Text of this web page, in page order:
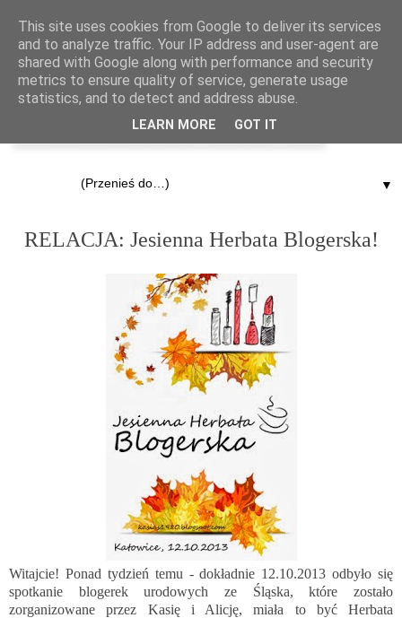
▼
RELACJA: Jesienna Herbata Blogerska!
Witajcie! Ponad tydzień temu - dokładnie 12.10.2013 odbyło się
spotkanie blogerek urodowych ze Śląska, które zostało
zorganizowane przez Kasięi Alicję, miała to być Herbata
This site uses cookies from Google to deliver its services
and to analyze traffic. Your IP address and user-agent are
shared with Google along with performance and security
metrics to ensure quality of service, generate usage
statistics, and to detect and address abuse.
LEARN MORE GOT IT